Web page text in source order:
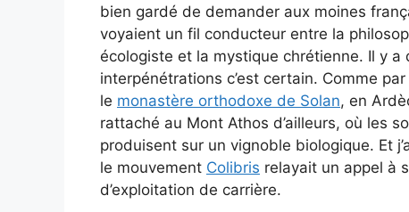
bien gardé de demander aux moines
voyaient un fil conducteur entre la
écologiste et la mystique chrétienne. Il y a
interpénétrations c’est certain. Comme
le monastère orthodoxe de Solan, en
rattaché au Mont Athos d’ailleurs, où les
produisent sur un vignoble biologique. Et
le mouvement Colibris relayait un appel à
d’exploitation de carrière.